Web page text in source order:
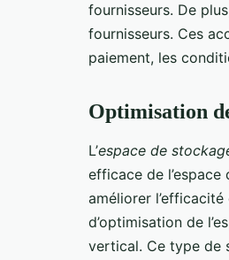
fournisseurs. De
fournisseurs. Ces
paiement, les
Optimisation
L’espace de
efficace de
améliorer
d’optimisation de
vertical. Ce type de